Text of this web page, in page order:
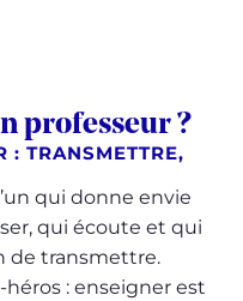
professeur ?
: TRANSMETTRE,
qui donne envie
qui écoute et qui
de transmettre.
héros : enseigner est